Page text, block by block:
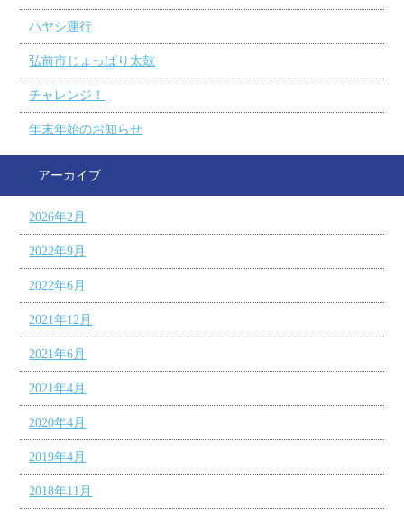
ハヤシ運行
弘前市じょっぱり太鼓
チャレンジ！
年末年始のお知らせ
アーカイブ
2026年2月
2022年9月
2022年6月
2021年12月
2021年6月
2021年4月
2020年4月
2019年4月
2018年11月